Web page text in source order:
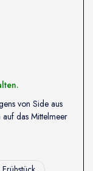
von Side aus
das Mittelmeer